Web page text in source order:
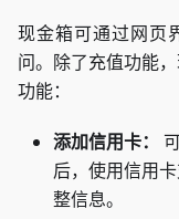
现金箱可通过网页
问。除了充值功能
功能：
添加信用卡：
后，使用信用
整信息。